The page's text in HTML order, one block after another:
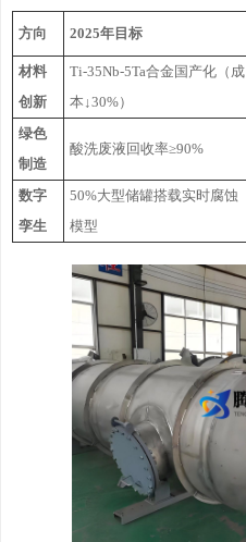
方向 2025年目标
材料
创新
Ti-35Nb-5Ta合金国产化（成
本↓30%）
绿色
制造
酸洗废液回收率≥90%
数字
孪生
50%大型储罐搭载实时腐蚀
模型